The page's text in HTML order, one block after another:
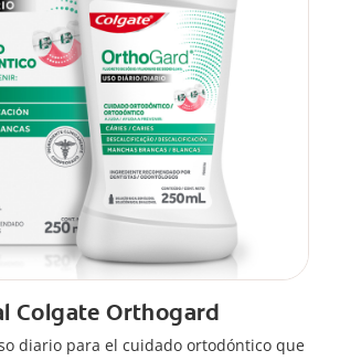
Colgate Orthogard
diario para el cuidado ortodóntico que